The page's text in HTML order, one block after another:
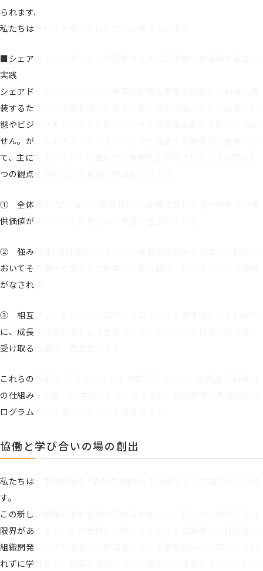
られます。
私たちはそれらを明らかにしたいと考えています。
■シェアド・リーダーシップ促進のための具体的な方法論の確立と
実践
シェアド・リーダーシップの実現に必要な要素を特定し、組織に実
装するための方法論を確立します。唯一の方法論はなく、組織の形
態やビジネスモデルなどに応じて、その方法論は変わるかもしれま
せん。が、シェアド・リーダーシップを促進する具体的な要素とし
て、主にマネジメントの観点から重要性が示唆されている以下の3
つの観点を中心に、実践的な検証を行います。
① 全体視点（ビジョン・目標共有）：組織の目指す姿や未来での提
供価値がメンバーと共有され、共感が生まれている
② 強み発揮（適材適所）：メンバーが各自の強みを自覚し、組織に
おいてその強みを生かした仕事への取り組み、リーダーシップ発揮
がなされる
③ 相互フィードバック：部下ー上司といった関係性にとらわれず
に、成長や成果を促す上で重要なフィードバックを相互に伝える、
受け取る仕組み、風土をつくる
これらの要素は、「マネジメントの変革」「メンバーの育成」「組織内
の仕組み・制度」の3本柱によって支えられ、組織開発の具体的なプ
ログラムとして設計されていく見込みです。
協働と学び合いの場の創出
私たちは、本研究会を「草の根運動的」な活動として位置づけていま
す。
この新しい組織の形を社会に広めるためには、私たち一社だけでは
限界があります。この思想に共感してくださる企業様、人材開発や
組織開発にかかわる方々、研究者の方々を巻き込み、立場にとらわ
れずに学び合い、知見を共有していく場として運営していきたいと